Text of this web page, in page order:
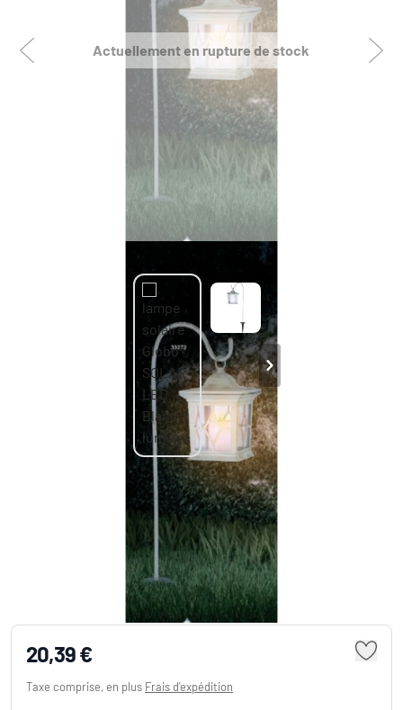
Actuellement en rupture de stock
lampe solaire Globo SOLAR LED Blanc, 1
20,39 €
Taxe comprise, en plus Frais d'expédition